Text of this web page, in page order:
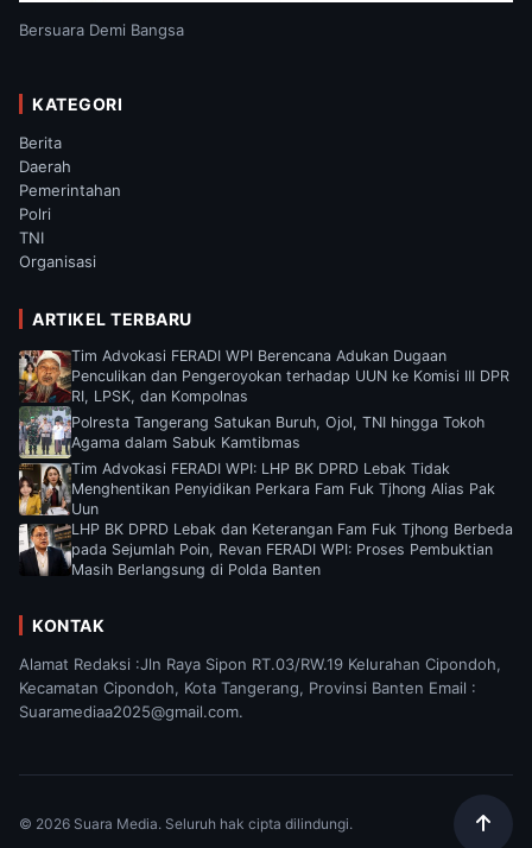
Bersuara Demi Bangsa
KATEGORI
Berita
Daerah
Pemerintahan
Polri
TNI
Organisasi
ARTIKEL TERBARU
Tim Advokasi FERADI WPI Berencana Adukan Dugaan
Penculikan dan Pengeroyokan terhadap UUN ke Komisi III DPR
RI, LPSK, dan Kompolnas
Polresta Tangerang Satukan Buruh, Ojol, TNI hingga Tokoh
Agama dalam Sabuk Kamtibmas
Tim Advokasi FERADI WPI: LHP BK DPRD Lebak Tidak
Menghentikan Penyidikan Perkara Fam Fuk Tjhong Alias Pak
Uun
LHP BK DPRD Lebak dan Keterangan Fam Fuk Tjhong Berbeda
pada Sejumlah Poin, Revan FERADI WPI: Proses Pembuktian
Masih Berlangsung di Polda Banten
KONTAK
Alamat Redaksi :Jln Raya Sipon RT.03/RW.19 Kelurahan Cipondoh,
Kecamatan Cipondoh, Kota Tangerang, Provinsi Banten Email :
Suaramediaa2025@gmail.com.
© 2026 Suara Media. Seluruh hak cipta dilindungi.